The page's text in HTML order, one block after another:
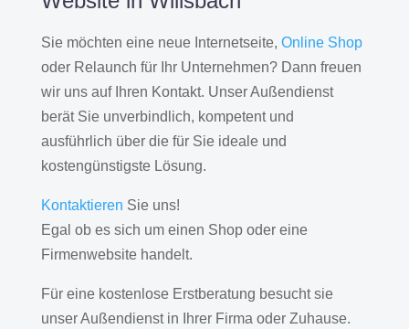
Sie möchten eine neue Internetseite, Online Shop
oder Relaunch für Ihr Unternehmen? Dann freuen
wir uns auf Ihren Kontakt. Unser Außendienst
berät Sie unverbindlich, kompetent und
ausführlich über die für Sie ideale und
kostengünstigste Lösung.
Kontaktieren Sie uns!
Egal ob es sich um einen Shop oder eine
Firmenwebsite handelt.
Für eine kostenlose Erstberatung besucht sie
unser Außendienst in Ihrer Firma oder Zuhause.